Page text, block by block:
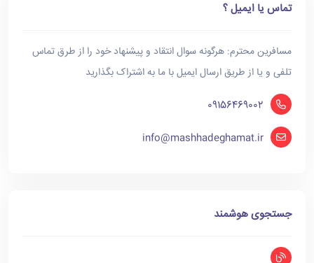
تماس یا ایمیل ؟
مسافرین محترم: هرگونه سوال انتقاد و پیشنهاد خود را از طرق تماس
تلفی و یا از طریق ارسال ایمیل با ما به اشتراک بگذارید
09156469002
info@mashhadeghamat.ir
جستجوی هوشمند